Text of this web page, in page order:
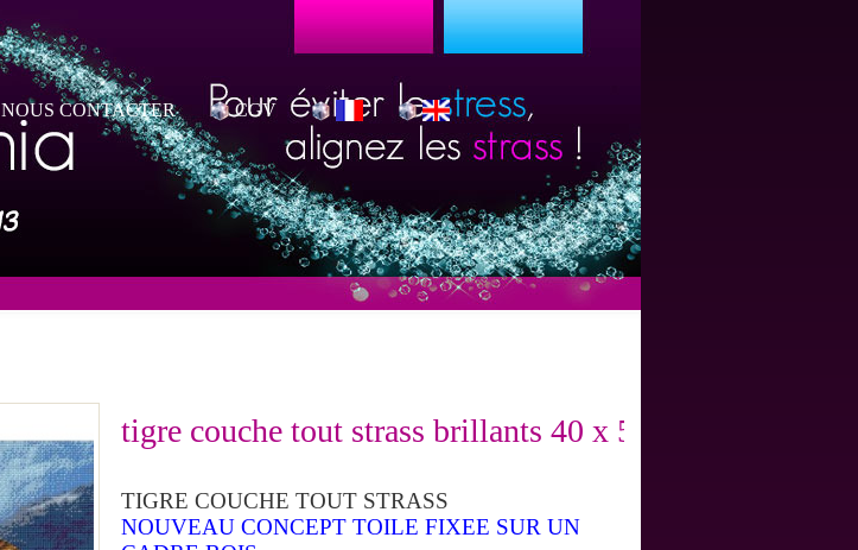
NOUS CONTACTER CGV
tigre couche tout strass brillants 40 x 50 cm sur cadre
TIGRE COUCHE TOUT STRASS
NOUVEAU CONCEPT TOILE FIXEE SUR UN